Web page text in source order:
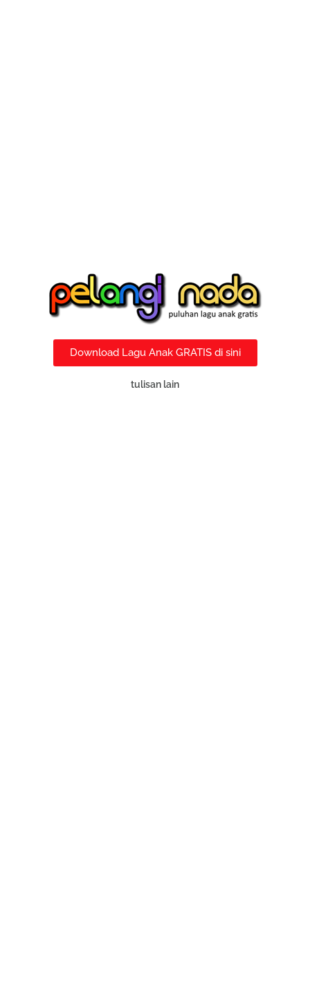
Download Lagu Anak GRATIS di sini
tulisan lain